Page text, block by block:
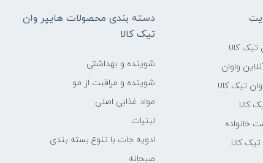
کالا
واوان
تیک کالا
کالا
خانواده
کالا
دسته بندی محصولات هایپر وان
تیک کالا
شوینده و بهداشتی
شوینده و مراقبت از مو
مواد غذایی اصلی
لبنیات
ادویه جات با تنوع بسته بندی
صبحانه